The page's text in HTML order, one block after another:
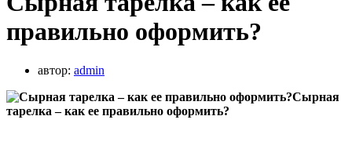
правильно оформить?
автор: admin
Сырная
тарелка – как ее правильно оформить?